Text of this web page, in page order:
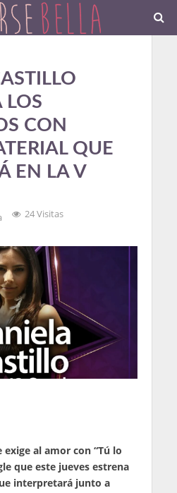
LOS
CON
QUE
EN LA V
24 Visitas
al amor con “Tú lo
que este jueves estrena
interpretará junto a